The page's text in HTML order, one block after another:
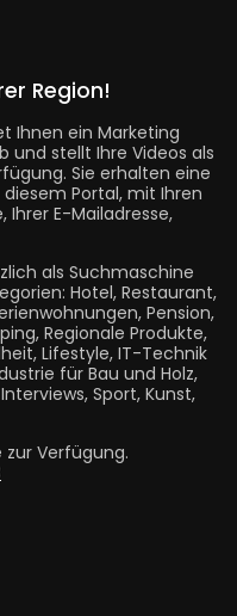
Region!
Ihnen ein Marketing
und stellt Ihre Videos als
Sie erhalten eine
Portal, mit Ihren
Ihrer E-Mailadresse,
als Suchmaschine
Hotel, Restaurant,
Pension,
Regionale Produkte,
Lifestyle, IT-Technik
für Bau und Holz,
Sport, Kunst,
zur Verfügung.